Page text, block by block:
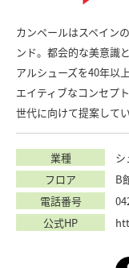
カンペールはスペイン
ンド。都会的な美意識
アルシューズを40年以
エイティブなコンセプ
世代に向けて提案してい
業種
シ
フロア
B
電話番号
公式HP